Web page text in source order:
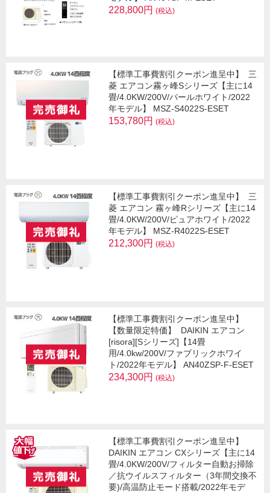
228,800円 (税込)
【標準工事費割引クーポン進呈中】
三
菱 エアコン霧ヶ峰Sシリーズ【主に14
畳/4.0KW/200V/パールホワイト/2022
年モデル】 MSZ-S4022S-ESET
153,780円 (税込)
【標準工事費割引クーポン進呈中】
三
菱 エアコン 霧ヶ峰Rシリーズ【主に14
畳/4.0KW/200V/ピュアホワイト/2022
年モデル】 MSZ-R4022S-ESET
212,300円 (税込)
【標準工事費割引クーポン進呈中】
【数量限定特価】
DAIKIN エアコン
[risora][Sシリーズ]【14畳
用/4.0kw/200V/ファブリックホワイ
ト/2022年モデル】 AN40ZSP-F-ESET
234,300円 (税込)
【標準工事費割引クーポン進呈中】
DAIKIN エアコン CXシリーズ【主に14
畳/4.0KW/200V/フィルター自動お掃除
／抗ウイルスフィルター（3年間交換不
要)/高温防止モード搭載/2022年モデ